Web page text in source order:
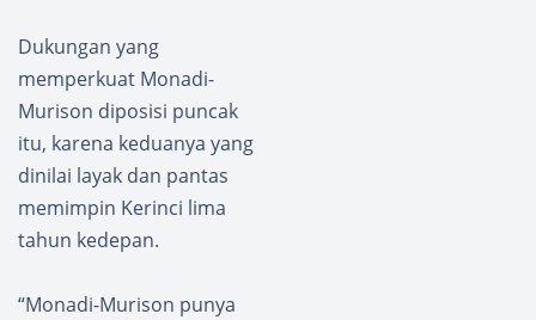
Dukungan yang
memperkuat Monadi-
Murison diposisi puncak
itu, karena keduanya yang
dinilai layak dan pantas
memimpin Kerinci lima
tahun kedepan.
“Monadi-Murison punya